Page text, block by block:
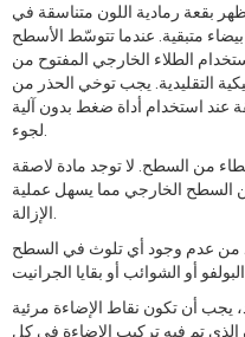
بقعة رمادية اللون متناسقة في
متبقية. عندما تتوسّط الأسطح
الطلاء الخارجي المفتوح من
التقليدية. يجب توخي الحذر من
استخدام أداة ضغط بدون آلية
من السطح. لا توجد مادة لاصقة
السطح الخارجي مما يسهل عملية
من عدم وجود أي تلوث في السطح
يجب أن تكون نقاط الإضاءة مرئية
تم فيه تركيب الإضاءة في كل